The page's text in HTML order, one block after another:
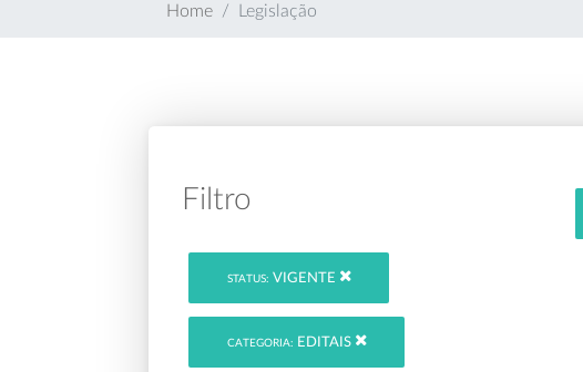
Home Legislação
Filtro
STATUS: VIGENTE
CATEGORIA: EDITAIS